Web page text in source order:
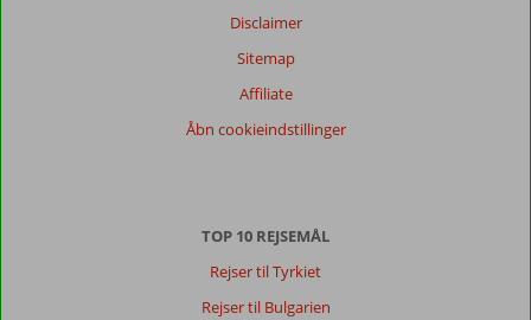
Disclaimer
Sitemap
Affiliate
Åbn cookieindstillinger
TOP 10 REJSEMÅL
Rejser til Tyrkiet
Rejser til Bulgarien